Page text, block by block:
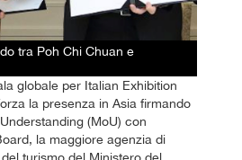
tra Poh Chi Chuan e
globale per Italian Exhibition
la presenza in Asia firmando
(MoU) con
la maggiore agenzia di